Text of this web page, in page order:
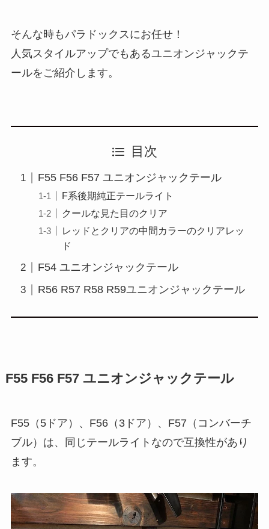
そんな時もパラドックスにお任せ！
人気スタイルアップでもあるユニオンジャックテ
ールをご紹介します。
目次
F55 F56 F57 ユニオンジャックテール
F系後期純正テールライト
クールな見た目のクリア
レッドとクリアの中間カラーのクリアレッ
ド
F54 ユニオンジャックテール
R56 R57 R58 R59ユニオンジャックテール
F55 F56 F57 ユニオンジャックテール
F55（5ドア）、F56（3ドア）、F57（コンバーチ
ブル）は、同じテールライトなので互換性があり
ます。